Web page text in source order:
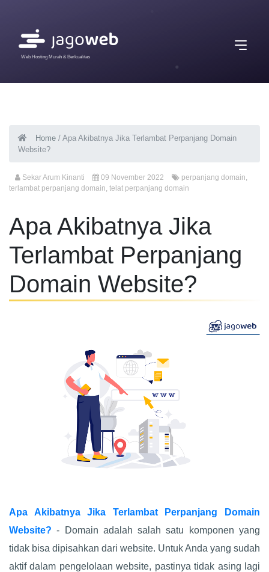
Web Hosting Murah & Berkualitas
Home / Apa Akibatnya Jika Terlambat Perpanjang Domain
Website?
Sekar Arum Kinanti 09 November 2022 perpanjang domain,
terlambat perpanjang domain, telat perpanjang domain
Apa Akibatnya Jika
Terlambat Perpanjang
Domain Website?
Apa Akibatnya Jika Terlambat Perpanjang Domain
Website? - Domain adalah salah satu komponen yang
tidak bisa dipisahkan dari website. Untuk Anda yang sudah
aktif dalam pengelolaan website, pastinya tidak asing lagi